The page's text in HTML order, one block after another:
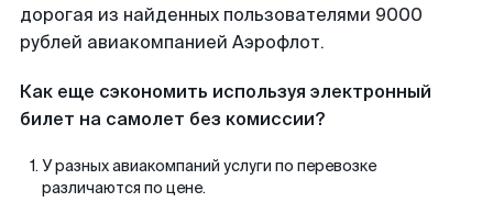
дорогая из найденных пользователями 9000
рублей авиакомпанией Аэрофлот.
Как еще сэкономить используя электронный
билет на самолет без комиссии?
У разных авиакомпаний услуги по перевозке
различаются по цене.